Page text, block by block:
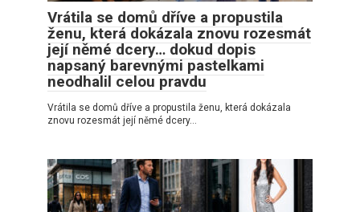
Vrátila se domů dříve a propustila
ženu, která dokázala znovu rozesmát
její němé dcery… dokud dopis
napsaný barevnými pastelkami
neodhalil celou pravdu
Vrátila se domů dříve a propustila ženu, která dokázala
znovu rozesmát její němé dcery…